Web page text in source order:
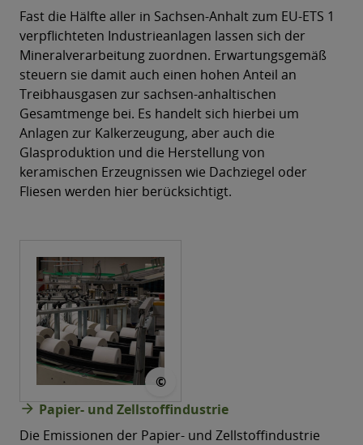
Fast die Hälfte aller in Sachsen-Anhalt zum EU-ETS 1
verpflichteten Industrieanlagen lassen sich der
Mineralverarbeitung zuordnen. Erwartungsgemäß
steuern sie damit auch einen hohen Anteil an
Treibhausgasen zur sachsen-anhaltischen
Gesamtmenge bei. Es handelt sich hierbei um
Anlagen zur Kalkerzeugung, aber auch die
Glasproduktion und die Herstellung von
keramischen Erzeugnissen wie Dachziegel oder
Fliesen werden hier berücksichtigt.
©
arrow_forward Papier- und Zellstoffindustrie
Die Emissionen der Papier- und Zellstoffindustrie